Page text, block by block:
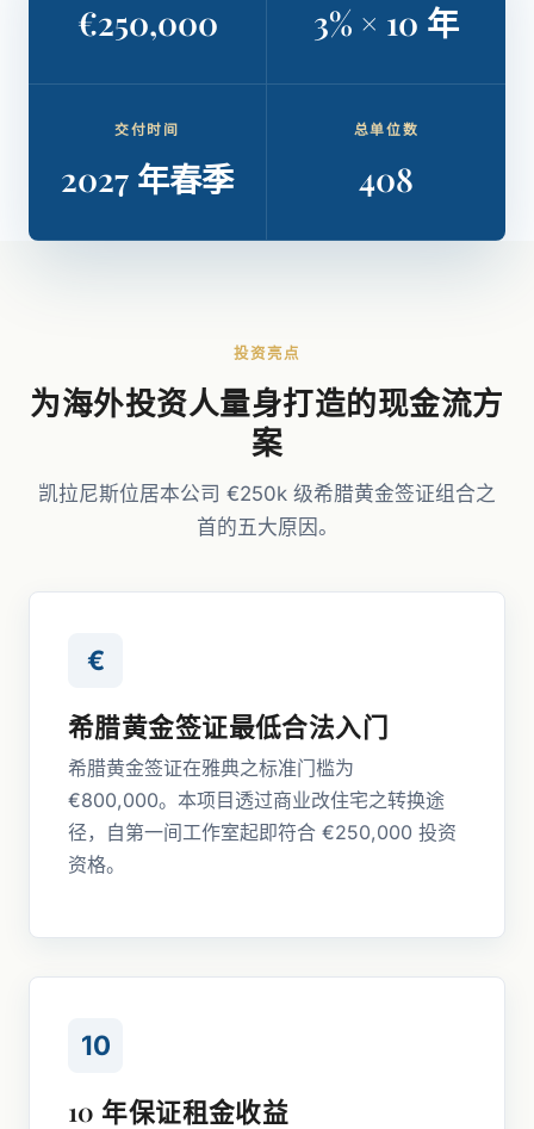
€250,000 3% × 10 年
交付时间
2027 年春季
总单位数
408
投资亮点
为海外投资人量身打造的现金流方
案
凯拉尼斯位居本公司 €250k 级希腊黄金签证组合之
首的五大原因。
€
希腊黄金签证最低合法入门
希腊黄金签证在雅典之标准门槛为
€800,000。本项目透过商业改住宅之转换途
径，自第一间工作室起即符合 €250,000 投资
资格。
10
10 年保证租金收益